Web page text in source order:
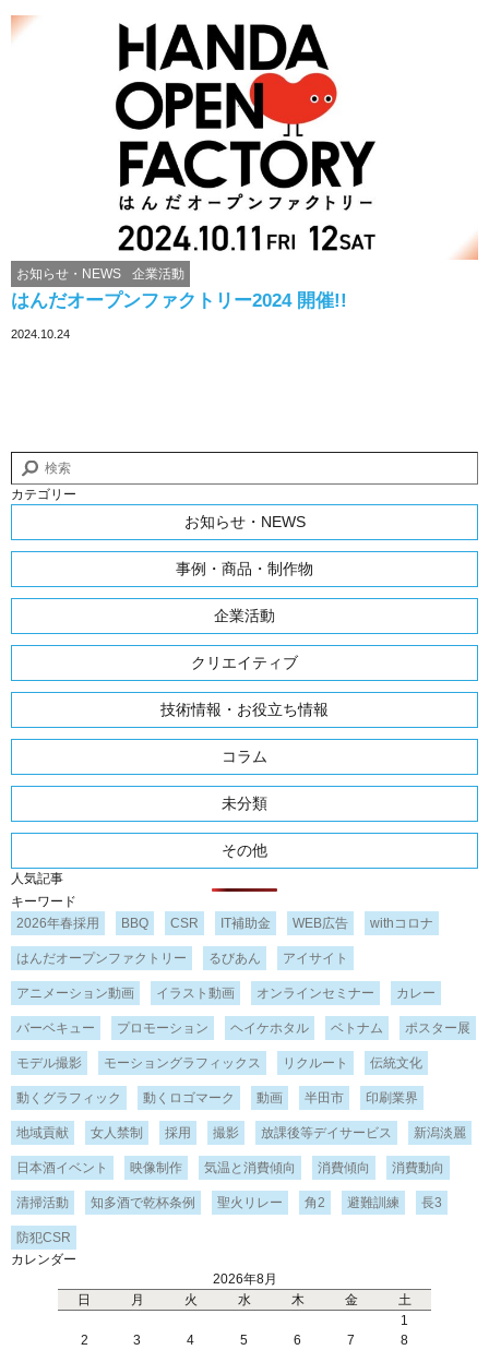
はんだオープンファクトリー2024 開催!!
お知らせ・NEWS 企業活動
2024.10.24
カテゴリー
お知らせ・NEWS
事例・商品・制作物
企業活動
クリエイティブ
技術情報・お役立ち情報
コラム
未分類
その他
人気記事
キーワード
2026年春採用
BBQ CSR IT補助金 WEB広告 withコロナ
はんだオープンファクトリー るびあん アイサイト
アニメーション動画 イラスト動画 オンラインセミナー カレー
バーベキュー プロモーション ヘイケホタル ベトナム ポスター展
モデル撮影 モーショングラフィックス リクルート 伝統文化
動くグラフィック 動くロゴマーク 動画 半田市 印刷業界
地域貢献 女人禁制 採用 撮影 放課後等デイサービス 新潟淡麗
日本酒イベント 映像制作 気温と消費傾向 消費傾向 消費動向
清掃活動 知多酒で乾杯条例 聖火リレー 角2 避難訓練 長3
防犯CSR
カレンダー
2026年8月
日
月 火 水 木 金 土
1
2
3 4 5 6 7
8